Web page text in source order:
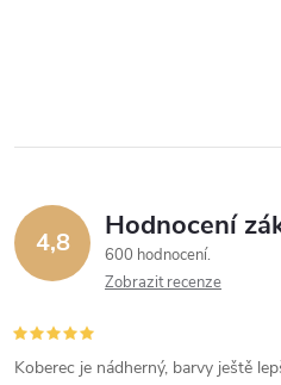
4,8 Hodnocení
600 hodnocení
Zobrazit recenze
Koberec je nádherný, barvy ještě